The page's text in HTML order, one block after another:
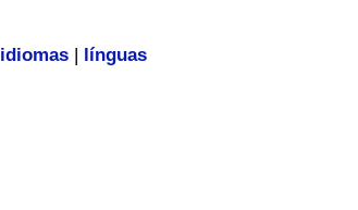
idiomas| línguas